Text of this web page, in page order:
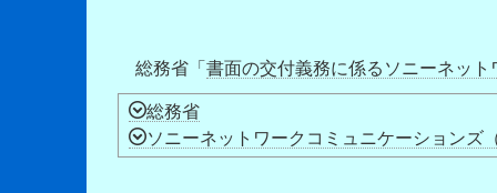
総務省「 書面の交付義務に係るソニーネッ
総務省
ソニーネットワークコミュニケーションズ